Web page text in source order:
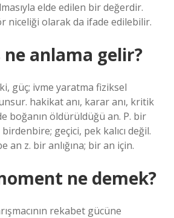
elde edilen bir değerdir.
niceliği olarak da ifade edilebilir.
anlama gelir?
güç; ivme yaratma fiziksel
hakikat anı, karar anı, kritik
boğanın öldürüldüğü an. P. bir
geçici, pek kalıcı değil.
an z. bir anlığına; bir an için.
ne demek?
rekabet gücüne